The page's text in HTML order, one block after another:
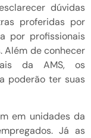
dúvidas
proferidas por
por profissionais
Além de conhecer
da AMS, os
poderão ter suas
em unidades da
Já as